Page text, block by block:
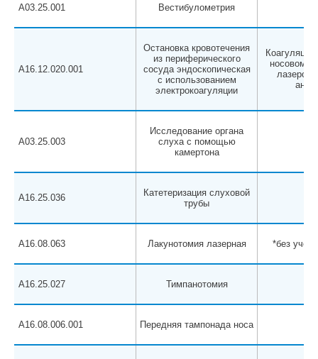
A03.25.001 Вестибулометрия
A16.12.020.001
Остановка кровотечения
из периферического
сосуда эндоскопическая
с использованием
электрокоагуляции
носовом
лазером
A03.25.003
Исследование органа
слуха с помощью
камертона
A16.25.036
Катетеризация слуховой
трубы
A16.08.063 Лакунотомия лазерная *без
A16.25.027 Тимпанотомия
A16.08.006.001 Передняя тампонада носа